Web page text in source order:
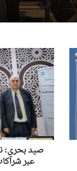
صيد
بحري:
نحو
تعزيز
تربية
المائيات
في
الجزائر
عبر
شراكات
صيد بحري:
عبر